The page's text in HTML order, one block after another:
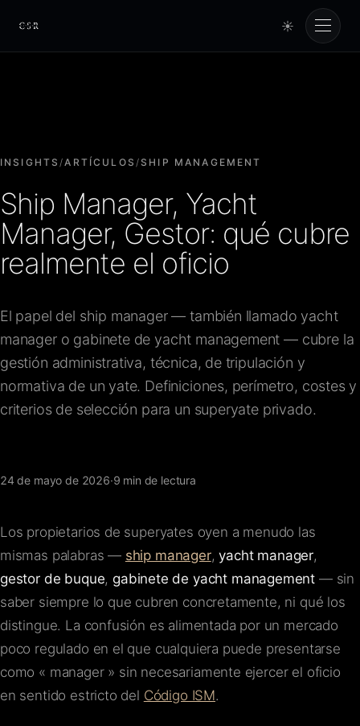
Cursorio
☀
Cursorio Manager
Herramientas
Insights
Nosotros
FAQ
INSIGHTS/ARTÍCULOS / SHIP MANAGEMENT
Ship Manager, Yacht
Manager, Gestor: qué cubre
realmente el oficio
El papel del ship manager — también llamado yacht
manager o gabinete de yacht management — cubre la
gestión administrativa, técnica, de tripulación y
normativa de un yate. Definiciones, perímetro, costes y
criterios de selección para un superyate privado.
24 de mayo de 2026·9 min de lectura
Los propietarios de superyates oyen a menudo las
mismas palabras — ship manager,yacht manager,
gestor de buque,gabinete de yacht management — sin
saber siempre lo que cubren concretamente, ni qué los
distingue. La confusión es alimentada por un mercado
poco regulado en el que cualquiera puede presentarse
como « manager » sin necesariamente ejercer el oficio
en sentido estricto del Código ISM.